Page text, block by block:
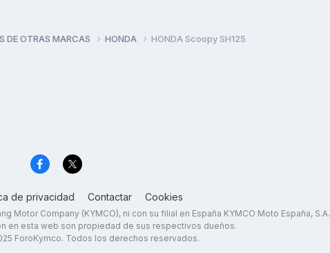
DE OTRAS MARCAS HONDA HONDA Scoopy SH125
de privacidad Contactar Cookies
Motor Company (KYMCO), ni con su filial en España KYMCO Moto España, S.A.
en esta web son propiedad de sus respectivos dueños.
ForoKymco. Todos los derechos reservados.